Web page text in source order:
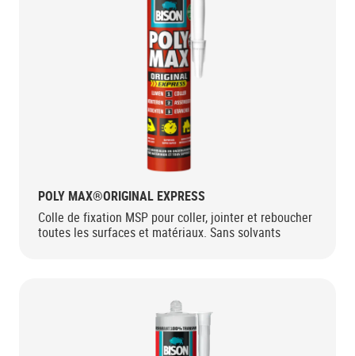
POLY MAX®ORIGINAL EXPRESS
Colle de fixation MSP pour coller, jointer et reboucher
toutes les surfaces et matériaux. Sans solvants